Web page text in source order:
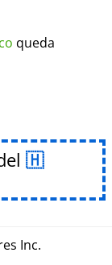
co queda
Inc.